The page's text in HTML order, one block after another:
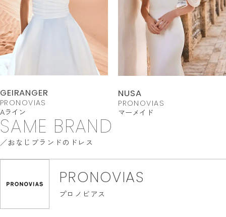
GEIRANGER
PRONOVIAS
Aライン
NUSA
PRONOVIAS
マーメイド
SAME BRAND
おなじブランドのドレス
PRONOVIAS
プロノビアス